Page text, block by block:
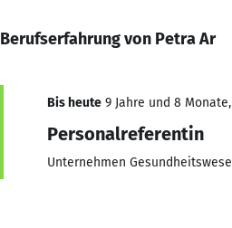
Berufserfahrung von Petra Ar
Bis heute 9 Jahre und 8
Personalreferentin
Unternehmen